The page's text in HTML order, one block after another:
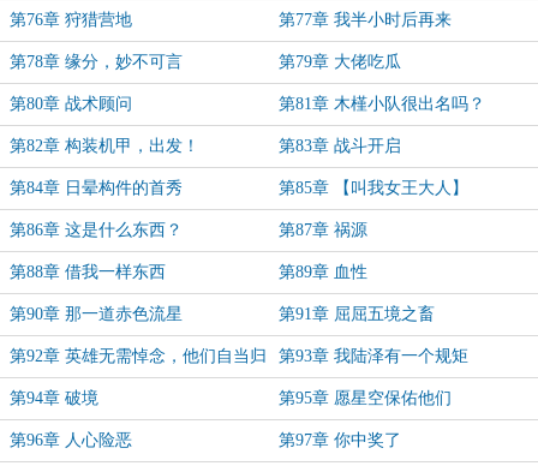
第76章 狩猎营地 第77章 我半小时后再来
第78章 缘分，妙不可言 第79章 大佬吃瓜
第80章 战术顾问 第81章 木槿小队很出名吗？
第82章 构装机甲，出发！ 第83章 战斗开启
第84章 日晕构件的首秀 第85章 【叫我女王大人】
第86章 这是什么东西？ 第87章 祸源
第88章 借我一样东西 第89章 血性
第90章 那一道赤色流星 第91章 屈屈五境之畜
第92章 英雄无需悼念，他们自当归
来
第93章 我陆泽有一个规矩
第94章 破境 第95章 愿星空保佑他们
第96章 人心险恶 第97章 你中奖了